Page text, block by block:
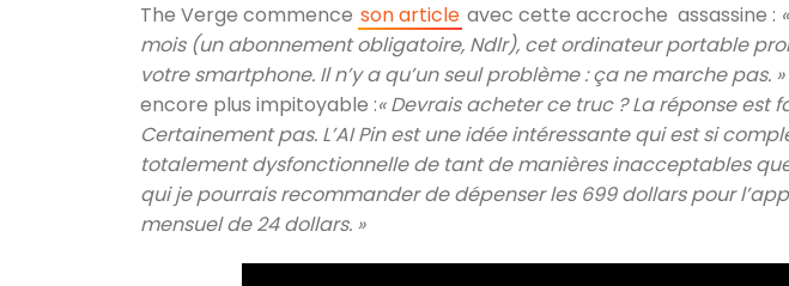
The Verge commence son article avec cette accroche assassine :
mois (un abonnement obligatoire, Ndlr), cet ordinateur portable
votre smartphone. Il n’y a qu’un seul problème : ça ne marche pas. »
encore plus impitoyable :« Devrais acheter ce truc ? La réponse est
Certainement pas. L’AI Pin est une idée intéressante qui est si
totalement dysfonctionnelle de tant de manières inacceptables
qui je pourrais recommander de dépenser les 699 dollars pour
mensuel de 24 dollars. »